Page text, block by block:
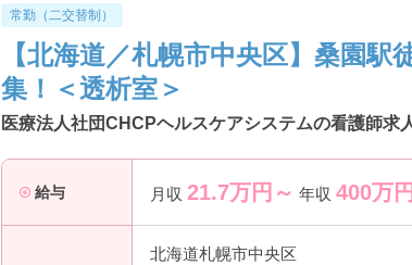
常勤（二交替制）
【北海道／札幌市中央区】桑園
集！＜透析室＞
医療法人社団CHCPヘルスケアシステムの看護師求
給与 月収 21.7万円～ 年収 400万
北海道札幌市中央区